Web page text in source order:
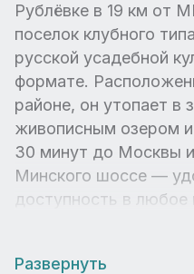
Рублёвке в 19 км от
поселок клубного
русской усадебной
формате.
районе, он утопает в
живописным озером
30 минут до Москвы
Минского шоссе —
доступность в любое
Развернуть